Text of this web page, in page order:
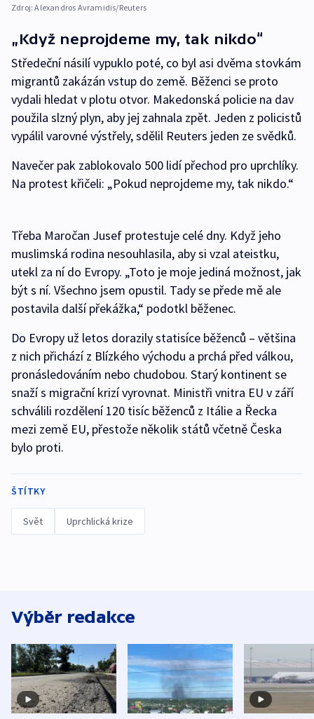
Zdroj:Alexandros Avramidis/Reuters
„Když neprojdeme my, tak nikdo“
Středeční násilí vypuklo poté, co byl asi dvěma stovkám
migrantů zakázán vstup do země. Běženci se proto
vydali hledat v plotu otvor. Makedonská policie na dav
použila slzný plyn, aby jej zahnala zpět. Jeden z policistů
vypálil varovné výstřely, sdělil Reuters jeden ze svědků.
Navečer pak zablokovalo 500 lidí přechod pro uprchlíky.
Na protest křičeli: „Pokud neprojdeme my, tak nikdo.“
Třeba Maročan Jusef protestuje celé dny. Když jeho
muslimská rodina nesouhlasila, aby si vzal ateistku,
utekl za ní do Evropy. „Toto je moje jediná možnost, jak
být s ní. Všechno jsem opustil. Tady se přede mě ale
postavila další překážka,“ podotkl běženec.
Do Evropy už letos dorazily statisíce běženců – většina
z nich přichází z Blízkého východu a prchá před válkou,
pronásledováním nebo chudobou. Starý kontinent se
snaží s migrační krizí vyrovnat. Ministři vnitra EU v září
schválili rozdělení 120 tisíc běženců z Itálie a Řecka
mezi země EU, přestože několik států včetně Česka
bylo proti.
ŠTÍTKY
Svět Uprchlická krize
Výběr redakce